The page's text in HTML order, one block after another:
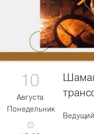
10
Августа
Понедельник